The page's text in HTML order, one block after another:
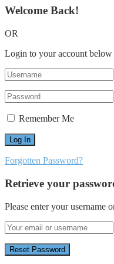
Welcome Back!
OR
Login to your account below
Remember Me
Forgotten Password?
Retrieve your
Please enter your username